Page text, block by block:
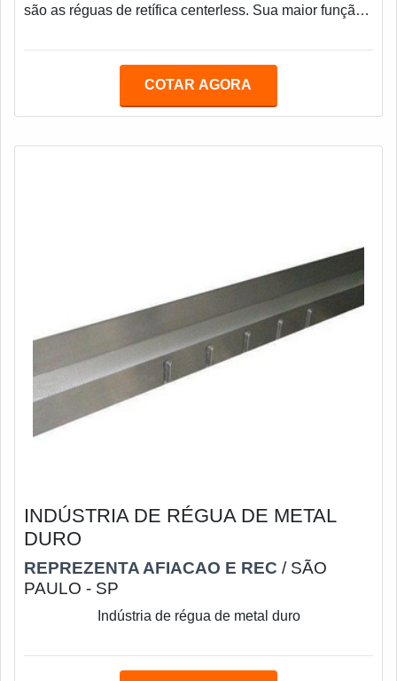
são as réguas de retífica centerless. Sua maior função
corte e arraste de um equipamento, essa ferramenta faz
como um todo, é imprescindível que as réguas sempre
COTAR AGORA
INDÚSTRIA DE RÉGUA DE METAL
DURO
REPREZENTA AFIACAO E REC / SÃO
PAULO - SP
Indústria de régua de metal duro